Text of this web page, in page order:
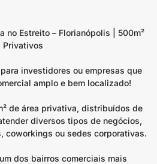
no Estreito – Florianópolis | 500m²
Privativos
investidores ou empresas que
amplo e bem localizado!
de área privativa, distribuídos de
diversos tipos de negócios,
coworkings ou sedes corporativas.
dos bairros comerciais mais